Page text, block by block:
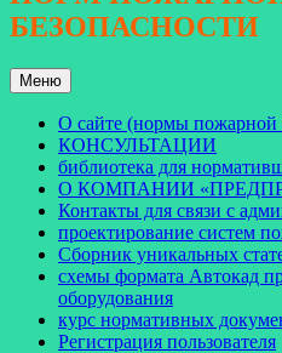
БЕЗОПАСНОСТИ
Меню
О сайте (нормы пожарной
КОНСУЛЬТАЦИИ
библиотека для
О КОМПАНИИ
Контакты для связи с
проектирование систем
Сборник уникальных
схемы формата Автокад
оборудования
курс нормативных
Регистрация пользователя